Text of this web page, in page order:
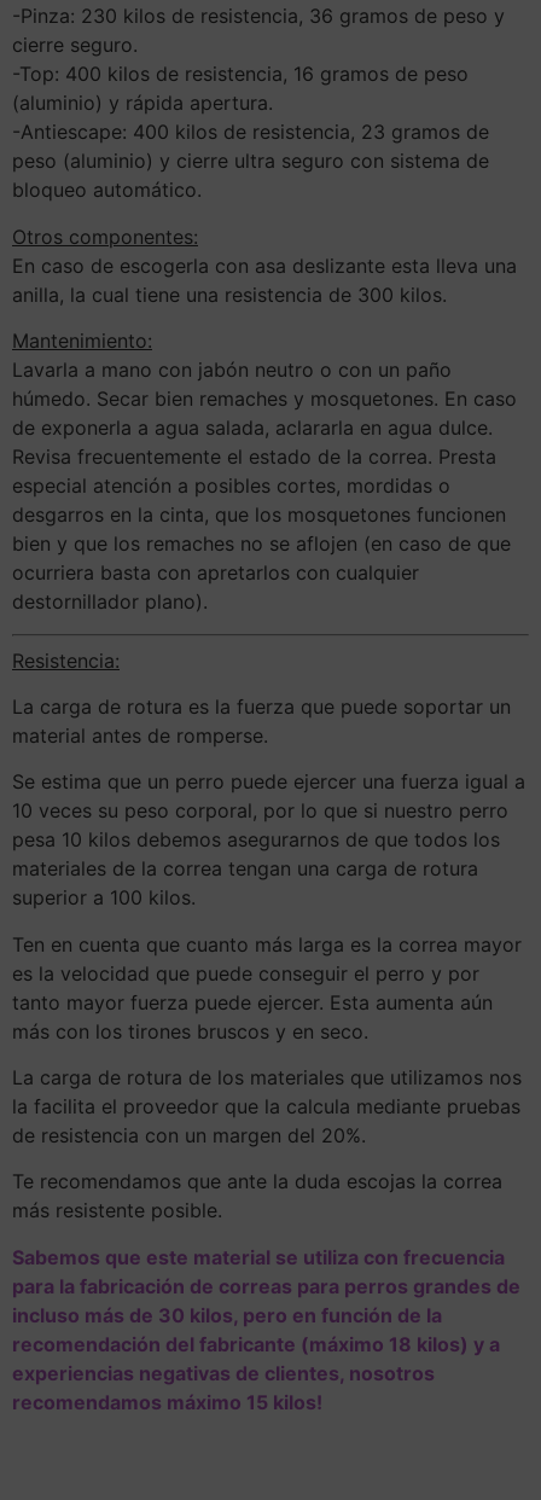
-Pinza: 230 kilos de resistencia, 36 gramos de peso y
cierre seguro.
-Top: 400 kilos de resistencia, 16 gramos de peso
(aluminio) y rápida apertura.
-Antiescape: 400 kilos de resistencia, 23 gramos de
peso (aluminio) y cierre ultra seguro con sistema de
bloqueo automático.
Otros componentes:
En caso de escogerla con asa deslizante esta lleva una
anilla, la cual tiene una resistencia de 300 kilos.
Mantenimiento:
Lavarla a mano con jabón neutro o con un paño
húmedo. Secar bien remaches y mosquetones. En caso
de exponerla a agua salada, aclararla en agua dulce.
Revisa frecuentemente el estado de la correa. Presta
especial atención a posibles cortes, mordidas o
desgarros en la cinta, que los mosquetones funcionen
bien y que los remaches no se aflojen (en caso de que
ocurriera basta con apretarlos con cualquier
destornillador plano).
Resistencia:
La carga de rotura es la fuerza que puede soportar un
material antes de romperse.
Se estima que un perro puede ejercer una fuerza igual a
10 veces su peso corporal, por lo que si nuestro perro
pesa 10 kilos debemos asegurarnos de que todos los
materiales de la correa tengan una carga de rotura
superior a 100 kilos.
Ten en cuenta que cuanto más larga es la correa mayor
es la velocidad que puede conseguir el perro y por
tanto mayor fuerza puede ejercer. Esta aumenta aún
más con los tirones bruscos y en seco.
La carga de rotura de los materiales que utilizamos nos
la facilita el proveedor que la calcula mediante pruebas
de resistencia con un margen del 20%.
Te recomendamos que ante la duda escojas la correa
más resistente posible.
Sabemos que este material se utiliza con frecuencia
para la fabricación de correas para perros grandes de
incluso más de 30 kilos, pero en función de la
recomendación del fabricante (máximo 18 kilos) y a
experiencias negativas de clientes, nosotros
recomendamos máximo 15 kilos!